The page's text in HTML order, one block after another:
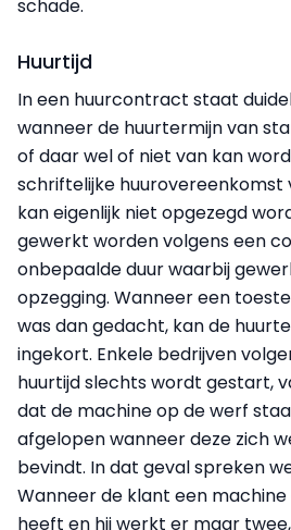
schade.
Huurtijd
In een huurcontract staat
wanneer de huurtermijn van
of daar wel of niet van kan
schriftelijke huurovereenkomst
kan eigenlijk niet opgezegd
gewerkt worden volgens een
onbepaalde duur waarbij
opzegging. Wanneer een
was dan gedacht, kan de
ingekort. Enkele bedrijven
huurtijd slechts wordt gestart,
dat de machine op de werf
afgelopen wanneer deze zich
bevindt. In dat geval spreken
Wanneer de klant een machine
heeft en hij werkt er maar